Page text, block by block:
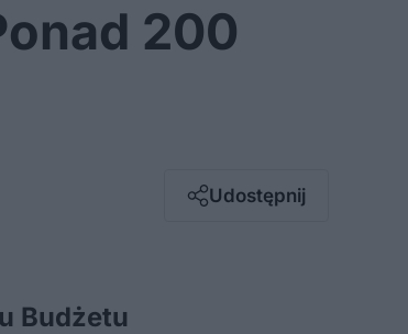
200
Udostępnij
Messenger
Budżetu